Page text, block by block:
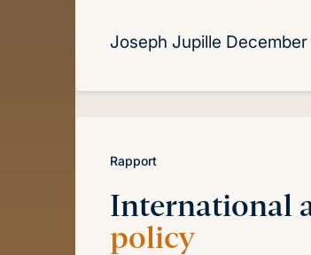
Joseph Jupille
Rapport
International
policy